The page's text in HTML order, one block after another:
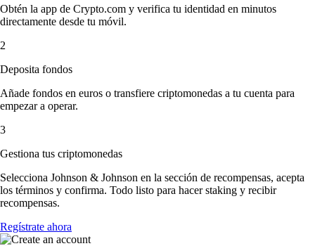
Obtén la app de Crypto.com y verifica tu identidad en minutos
directamente desde tu móvil.
2
Deposita fondos
Añade fondos en euros o transfiere criptomonedas a tu cuenta para
empezar a operar.
3
Gestiona tus criptomonedas
Selecciona Johnson & Johnson en la sección de recompensas, acepta
los términos y confirma. Todo listo para hacer staking y recibir
recompensas.
Regístrate ahora